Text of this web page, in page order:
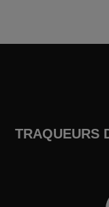
TRAQUEURS